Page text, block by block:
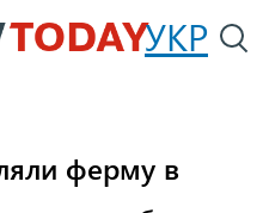
УКР
ферму в